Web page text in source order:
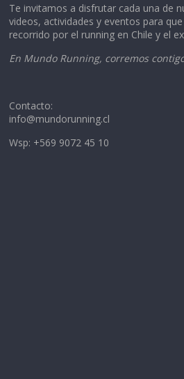
Te invitamos a disfrutar cada una de
videos, actividades y eventos para
recorrido por el running en Chile y el
En Mundo Running, corremos
Contacto:
info@mundorunning.cl
Wsp: +569 9072 45 10